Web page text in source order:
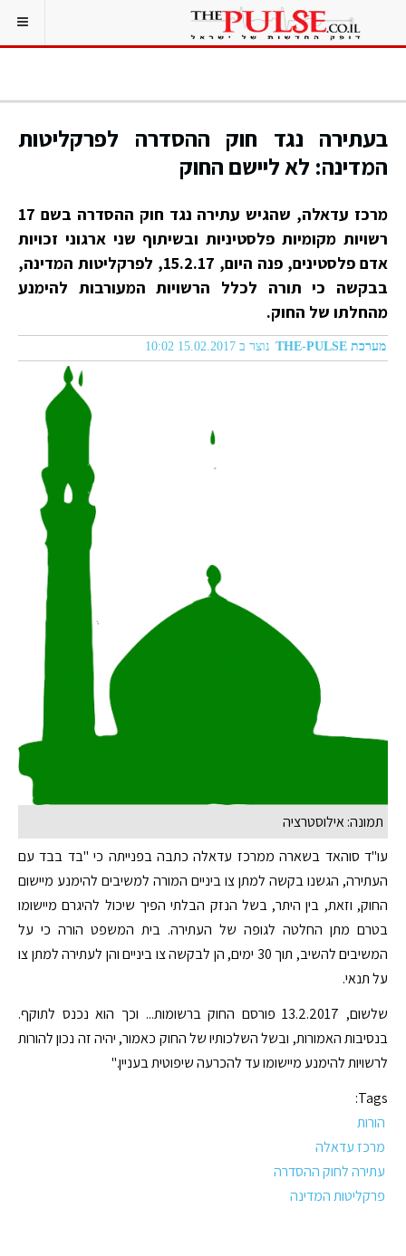
בעתירה נגד חוק ההסדרה לפרקליטות
המדינה: לא ליישם החוק
מרכז עדאלה, שהגיש עתירה נגד חוק ההסדרה בשם 17
רשויות מקומיות פלסטיניות ובשיתוף שני ארגוני זכויות
אדם פלסטינים, פנה היום, 15.2.17, לפרקליטות המדינה,
בבקשה כי תורה לכלל הרשויות המעורבות להימנע
מהחלתו של החוק.
מערכת THE-PULSE נוצר ב 15.02.2017 10:02
תמונה: אילוסטרציה
עו"ד סוהאד בשארה ממרכז עדאלה כתבה בפנייתה כי "בד בבד עם
העתירה, הגשנו בקשה למתן צו ביניים המורה למשיבים להימנע מיישום
החוק, וזאת, בין היתר, בשל הנזק הבלתי הפיך שיכול להיגרם מיישומו
בטרם מתן החלטה לגופה של העתירה. בית המשפט הורה כי על
המשיבים להשיב, תוך 30 ימים, הן לבקשה צו ביניים והן לעתירה למתן צו
על תנאי.
שלשום, 13.2.2017 פורסם החוק ברשומות... וכך הוא נכנס לתוקף.
בנסיבות האמורות, ובשל השלכותיו של החוק כאמור, יהיה זה נכון להורות
לרשויות להימנע מיישומו עד להכרעה שיפוטית בעניין."
Tags:
הורות
מרכז עדאלה
עתירה לחוק ההסדרה
פרקליטות המדינה